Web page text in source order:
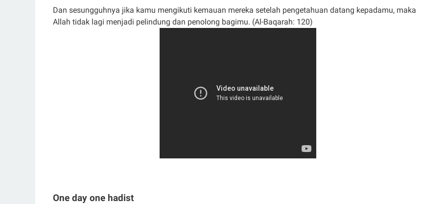
Dan sesungguhnya jika kamu mengikuti kemauan mereka setelah pengetahuan datang kepadamu, maka
Allah tidak lagi menjadi pelindung dan penolong bagimu. (Al-Baqarah: 120)
One day one hadist